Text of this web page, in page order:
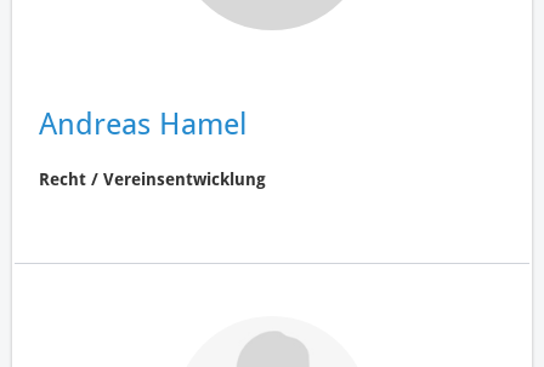
Andreas Hamel
Recht / Vereinsentwicklung